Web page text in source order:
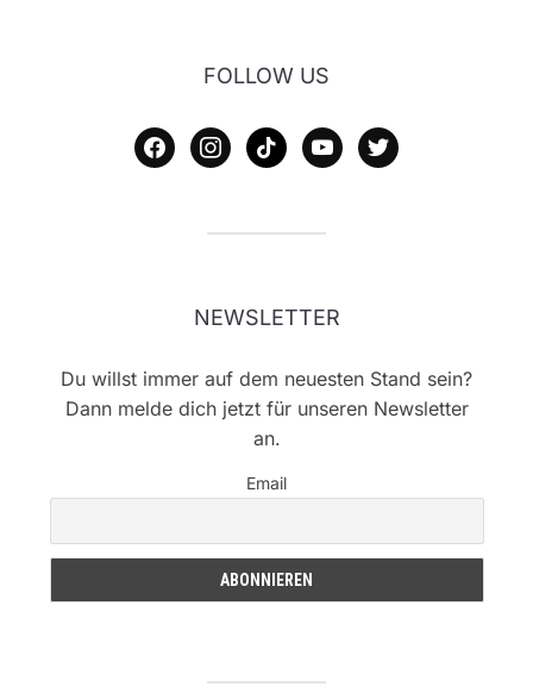
FOLLOW US
facebookinstagram
tiktok youtubetwitter
NEWSLETTER
Du willst immer auf dem neuesten Stand sein?
Dann melde dich jetzt für unseren Newsletter
an.
Email